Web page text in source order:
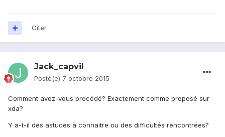
Citer
Jack_capvil
Posté(e) 7 octobre 2015
Comment avez-vous procédé? Exactement comme proposé sur
xda?
Y a-t-il des astuces à connaitre ou des difficultés rencontrées?